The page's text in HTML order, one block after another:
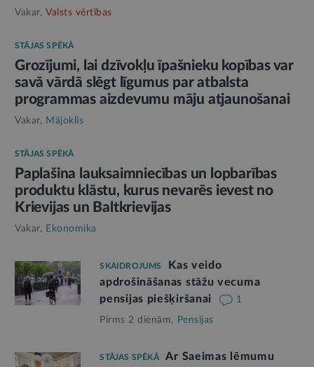
Vakar, Valsts vērtības
STĀJAS SPĒKĀ
Grozījumi, lai dzīvokļu īpašnieku kopības var
savā vārdā slēgt līgumus par atbalsta
programmas aizdevumu māju atjaunošanai
Vakar, Mājoklis
STĀJAS SPĒKĀ
Paplašina lauksaimniecības un lopbarības
produktu klāstu, kurus nevarēs ievest no
Krievijas un Baltkrievijas
Vakar, Ekonomika
SKAIDROJUMS
Kas veido
apdrošināšanas stāžu vecuma
pensijas piešķiršanai
1
Pirms 2 dienām, Pensijas
STĀJAS SPĒKĀ
Ar Saeimas lēmumu